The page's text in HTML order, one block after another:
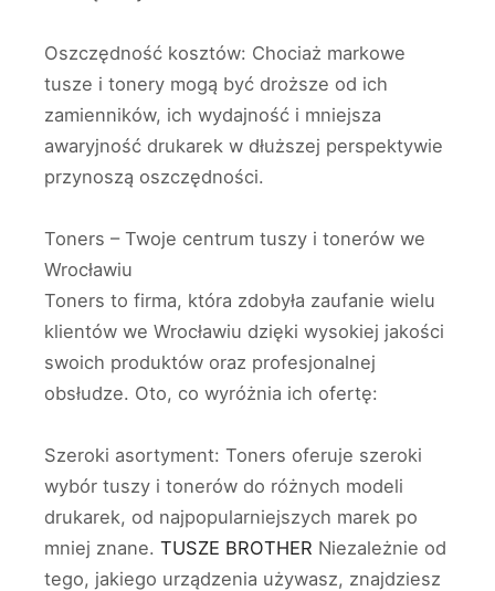
Oszczędność kosztów: Chociaż markowe
tusze i tonery mogą być droższe od ich
zamienników, ich wydajność i mniejsza
awaryjność drukarek w dłuższej perspektywie
przynoszą oszczędności.
Toners – Twoje centrum tuszy i tonerów we
Wrocławiu
Toners to firma, która zdobyła zaufanie wielu
klientów we Wrocławiu dzięki wysokiej jakości
swoich produktów oraz profesjonalnej
obsłudze. Oto, co wyróżnia ich ofertę:
Szeroki asortyment: Toners oferuje szeroki
wybór tuszy i tonerów do różnych modeli
drukarek, od najpopularniejszych marek po
mniej znane. TUSZE BROTHER Niezależnie od
tego, jakiego urządzenia używasz, znajdziesz